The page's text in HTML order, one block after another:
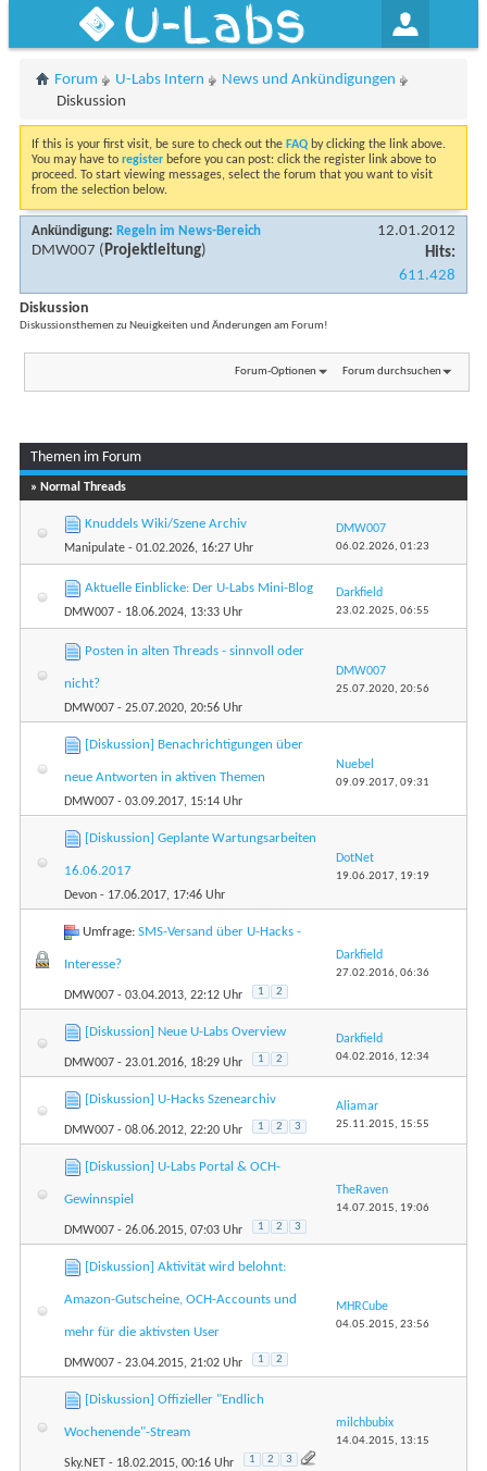
U-Labs
Forum U-Labs Intern
News und Ankündigungen
Diskussion
If this is your first visit, be sure to check out the FAQ by clicking the link above.
You may have to register before you can post: click the register link above to
proceed. To start viewing messages, select the forum that you want to visit
from the selection below.
Ankündigung: Regeln im News-Bereich
DMW007 (Projektleitung)
12.01.2012
Hits:
611.428
Diskussion
Diskussionsthemen zu Neuigkeiten und Änderungen am Forum!
Forum-Optionen Forum durchsuchen
Themen im Forum
» Normal Threads
Knuddels Wiki/Szene Archiv
Manipulate - 01.02.2026, 16:27 Uhr
DMW007
06.02.2026, 01:23
Aktuelle Einblicke: Der U-Labs Mini-Blog
DMW007 - 18.06.2024, 13:33 Uhr
Darkfield
23.02.2025, 06:55
Posten in alten Threads - sinnvoll oder
nicht?
DMW007 - 25.07.2020, 20:56 Uhr
DMW007
25.07.2020, 20:56
[Diskussion] Benachrichtigungen über
neue Antworten in aktiven Themen
DMW007 - 03.09.2017, 15:14 Uhr
Nuebel
09.09.2017, 09:31
[Diskussion] Geplante Wartungsarbeiten
16.06.2017
Devon - 17.06.2017, 17:46 Uhr
DotNet
19.06.2017, 19:19
Umfrage: SMS-Versand über U-Hacks -
Interesse?
DMW007 - 03.04.2013, 22:12 Uhr 1 2
Darkfield
27.02.2016, 06:36
[Diskussion] Neue U-Labs Overview
DMW007 - 23.01.2016, 18:29 Uhr 1 2
Darkfield
04.02.2016, 12:34
[Diskussion] U-Hacks Szenearchiv
DMW007 - 08.06.2012, 22:20 Uhr 1 2 3
Aliamar
25.11.2015, 15:55
[Diskussion] U-Labs Portal & OCH-
Gewinnspiel
DMW007 - 26.06.2015, 07:03 Uhr 1 2 3
TheRaven
14.07.2015, 19:06
[Diskussion] Aktivität wird belohnt:
Amazon-Gutscheine, OCH-Accounts und
mehr für die aktivsten User
DMW007 - 23.04.2015, 21:02 Uhr 1 2
MHRCube
04.05.2015, 23:56
[Diskussion] Offizieller "Endlich
Wochenende"-Stream
Sky.NET - 18.02.2015, 00:16 Uhr 1 2 3
milchbubix
14.04.2015, 13:15